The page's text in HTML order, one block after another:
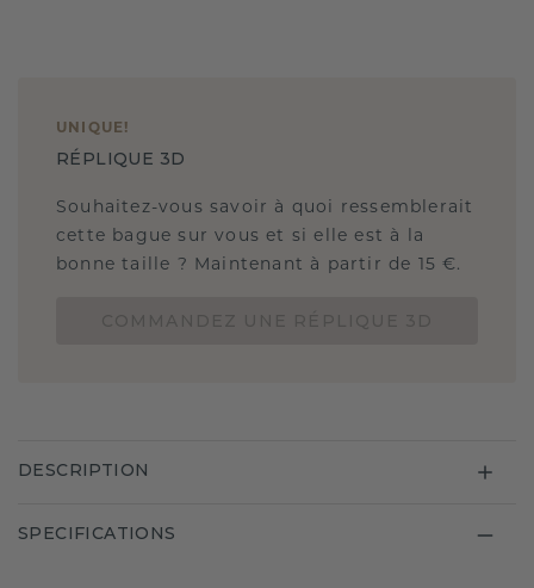
UNIQUE !
RÉPLIQUE 3D
Souhaitez-vous savoir à quoi ressemblerait
cette bague sur vous et si elle est à la
bonne taille ? Maintenant à partir de 15 €.
DESCRIPTION
SPECIFICATIONS